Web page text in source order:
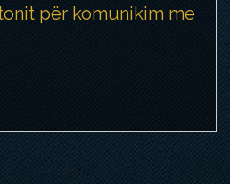
për komunikim me